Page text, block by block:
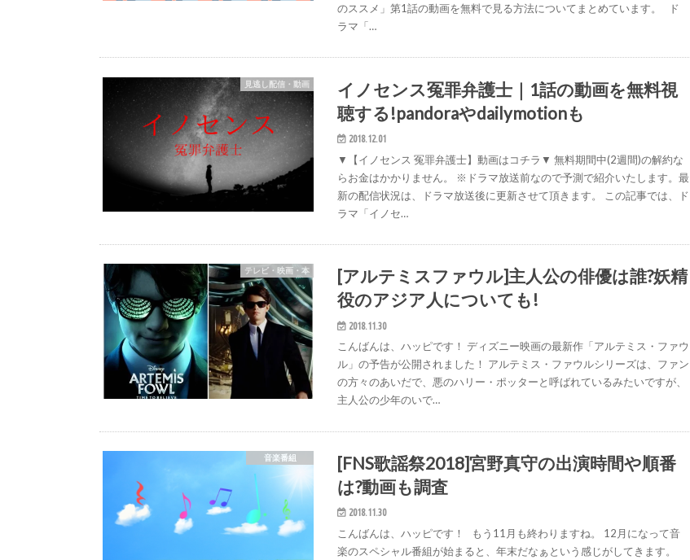
のススメ」第1話の動画を無料で見る方法についてまとめています。 ド
ラマ「…
見逃し配信・動画
イノセンス冤罪弁護士｜1話の動画を無料視
聴する!pandoraやdailymotionも
2018.12.01
▼【イノセンス 冤罪弁護士】動画はコチラ▼ 無料期間中(2週間)の解約な
らお金はかかりません。 ※ドラマ放送前なので予測で紹介いたします。最
新の配信状況は、ドラマ放送後に更新させて頂きます。 この記事では、ド
ラマ「イノセ…
テレビ・映画・本
[アルテミスファウル]主人公の俳優は誰?妖精
役のアジア人についても!
2018.11.30
こんばんは、ハッピです！ ディズニー映画の最新作「アルテミス・ファウ
ル」の予告が公開されました！ アルテミス・ファウルシリーズは、ファン
の方々のあいだで、悪のハリー・ポッターと呼ばれているみたいですが、
主人公の少年のいで…
音楽番組
[FNS歌謡祭2018]宮野真守の出演時間や順番
は?動画も調査
2018.11.30
こんばんは、ハッピです！ もう11月も終わりますね。 12月になって音
楽のスペシャル番組が始まると、年末だなぁという感じがしてきます。